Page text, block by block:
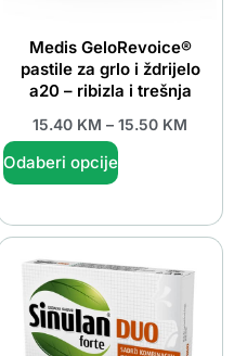
Medis GeloRevoice®
pastile za grlo i ždrijelo
a20 – ribizla i trešnja
15.40 KM – 15.50 KM
Odaberi opcije